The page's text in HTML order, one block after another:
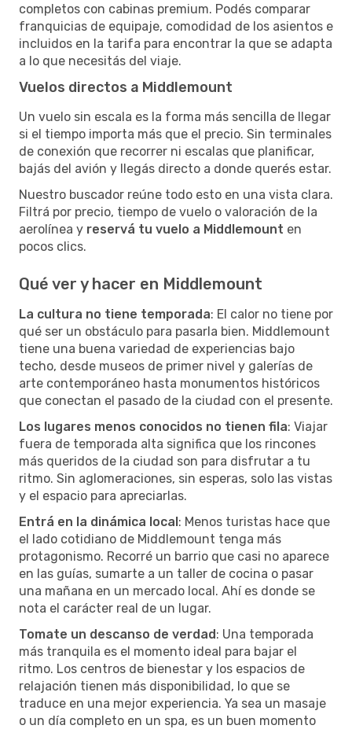
completos con cabinas premium. Podés comparar
franquicias de equipaje, comodidad de los asientos e
incluidos en la tarifa para encontrar la que se adapta
a lo que necesitás del viaje.
Vuelos directos a Middlemount
Un vuelo sin escala es la forma más sencilla de llegar
si el tiempo importa más que el precio. Sin terminales
de conexión que recorrer ni escalas que planificar,
bajás del avión y llegás directo a donde querés estar.
Nuestro buscador reúne todo esto en una vista clara.
Filtrá por precio, tiempo de vuelo o valoración de la
aerolínea y reservá tu vuelo a Middlemount en
pocos clics.
Qué ver y hacer en Middlemount
La cultura no tiene temporada: El calor no tiene por
qué ser un obstáculo para pasarla bien. Middlemount
tiene una buena variedad de experiencias bajo
techo, desde museos de primer nivel y galerías de
arte contemporáneo hasta monumentos históricos
que conectan el pasado de la ciudad con el presente.
Los lugares menos conocidos no tienen fila: Viajar
fuera de temporada alta significa que los rincones
más queridos de la ciudad son para disfrutar a tu
ritmo. Sin aglomeraciones, sin esperas, solo las vistas
y el espacio para apreciarlas.
Entrá en la dinámica local: Menos turistas hace que
el lado cotidiano de Middlemount tenga más
protagonismo. Recorré un barrio que casi no aparece
en las guías, sumarte a un taller de cocina o pasar
una mañana en un mercado local. Ahí es donde se
nota el carácter real de un lugar.
Tomate un descanso de verdad: Una temporada
más tranquila es el momento ideal para bajar el
ritmo. Los centros de bienestar y los espacios de
relajación tienen más disponibilidad, lo que se
traduce en una mejor experiencia. Ya sea un masaje
o un día completo en un spa, es un buen momento